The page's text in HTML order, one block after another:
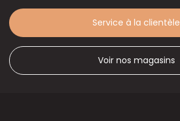
Service à la clientèle
Voir nos magasins